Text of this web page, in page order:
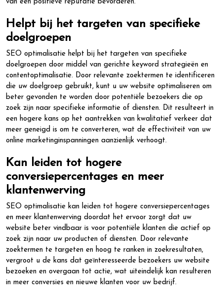
van een positieve reputatie bevorderen.
Helpt bij het targeten van specifieke
doelgroepen
SEO optimalisatie helpt bij het targeten van specifieke
doelgroepen door middel van gerichte keyword strategieën en
contentoptimalisatie. Door relevante zoektermen te identificeren
die uw doelgroep gebruikt, kunt u uw website optimaliseren om
beter gevonden te worden door potentiële bezoekers die op
zoek zijn naar specifieke informatie of diensten. Dit resulteert in
een hogere kans op het aantrekken van kwalitatief verkeer dat
meer geneigd is om te converteren, wat de effectiviteit van uw
online marketinginspanningen aanzienlijk verhoogt.
Kan leiden tot hogere
conversiepercentages en meer
klantenwerving
SEO optimalisatie kan leiden tot hogere conversiepercentages
en meer klantenwerving doordat het ervoor zorgt dat uw
website beter vindbaar is voor potentiële klanten die actief op
zoek zijn naar uw producten of diensten. Door relevante
zoektermen te targeten en hoog te ranken in zoekresultaten,
vergroot u de kans dat geïnteresseerde bezoekers uw website
bezoeken en overgaan tot actie, wat uiteindelijk kan resulteren
in meer conversies en nieuwe klanten voor uw bedrijf.